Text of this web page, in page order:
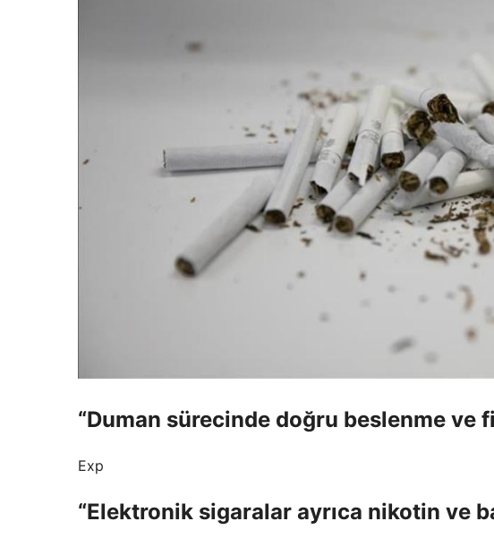
“Duman sürecinde doğru beslenme
Exp
“Elektronik sigaralar ayrıca nikotin ve